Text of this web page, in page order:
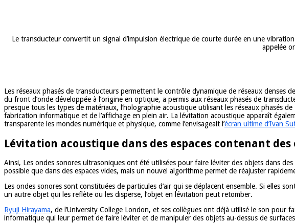
Le transducteur convertit un signal d’impulsion électrique de courte durée en une
appelée
Les réseaux phasés de transducteurs permettent le contrôle dynamique de réseaux
du front d’onde développée à l’origine en optique, a permis aux réseaux phasés de
presque tous les types de matériaux, l’holographie acoustique utilisant les réseaux phasés
fabrication informatique et de l’affichage en plein air. La lévitation acoustique apparaît
transparente les mondes numérique et physique, comme l’envisageait l’écran ultime d’Ivan
Lévitation acoustique dans des espaces contenant
Ainsi, Les ondes sonores ultrasoniques ont été utilisées pour faire léviter des objets dans
possible que dans des espaces vides, mais un nouvel algorithme permet de réajuster
Les ondes sonores sont constituées de particules d’air qui se déplacent ensemble. Si elles
un autre objet qui les reflète ou les disperse, l’objet en lévitation peut retomber.
Ryuji Hirayama, de l’University College London, et ses collègues ont déjà utilisé le son
informatique qui leur permet de faire léviter et de manipuler des objets au-dessus de